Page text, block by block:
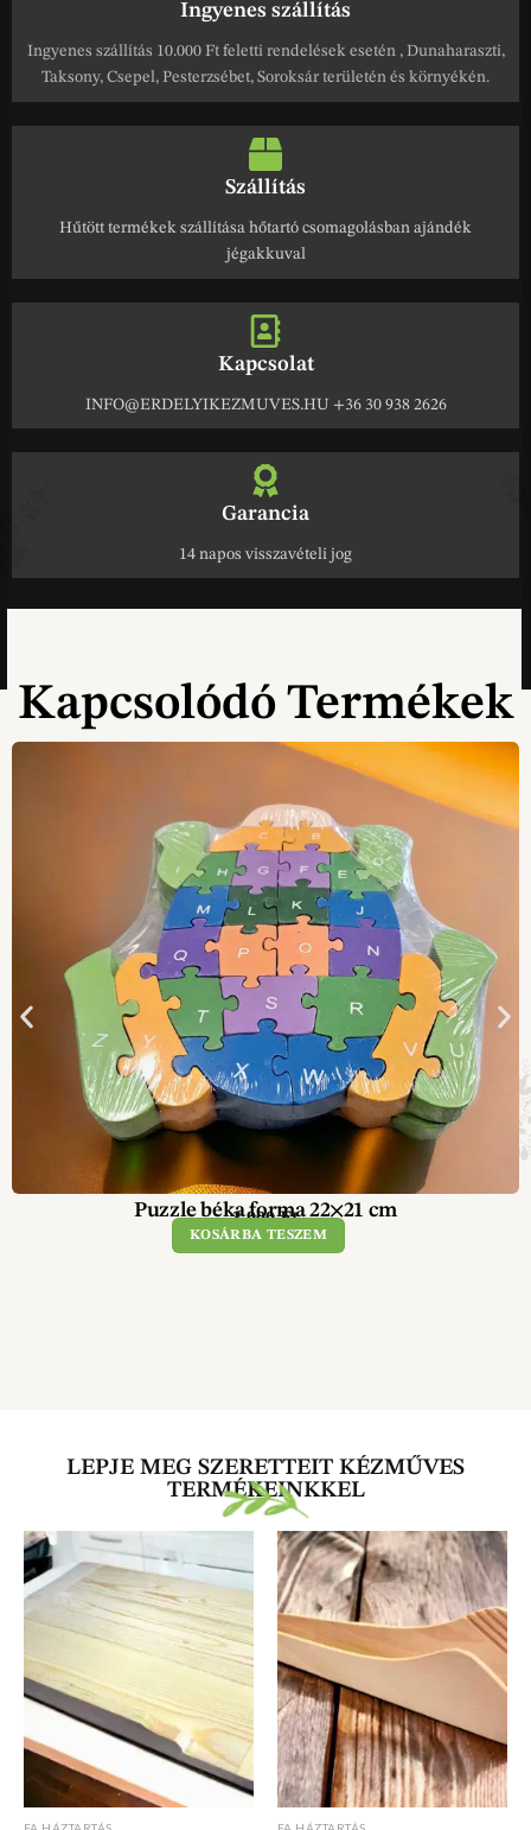
Ingyenes szállítás
Ingyenes szállítás 10.000 Ft feletti rendelések esetén , Dunaharaszti,
Taksony, Csepel, Pesterzsébet, Soroksár területén és környékén.
Szállítás
Hűtött termékek szállítása hőtartó csomagolásban ajándék
jégakkuval
Kapcsolat
INFO@ERDELYIKEZMUVES.HU +36 30 938 2626
Garancia
14 napos visszavételi jog
Kapcsolódó Termékek
Puzzle béka forma 22×21 cm
3 900Ft
KOSÁRBA TESZEM
LEPJE MEG SZERETTEIT KÉZMŰVES
TERMÉKEINKKEL